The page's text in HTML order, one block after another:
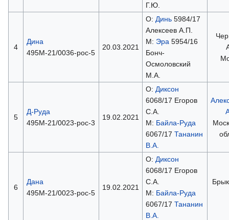
Г.Ю.
4
Дина
495М-21/0036-рос-5
20.03.2021
О: Динь5984/17
Алексеев А.П.
М: Эра 5954/16
Бонч-
Осмоловский
М.А.
5
Д-Руда
495М-21/0023-рос-3
19.02.2021
О: Диксон
6068/17 Егоров
С.А.
М: Байла-Руда
6067/17 Тананин
В.А.
6
Дана
495М-21/0023-рос-5
19.02.2021
О: Диксон
6068/17 Егоров
С.А.
М: Байла-Руда
6067/17 Тананин
В.А.